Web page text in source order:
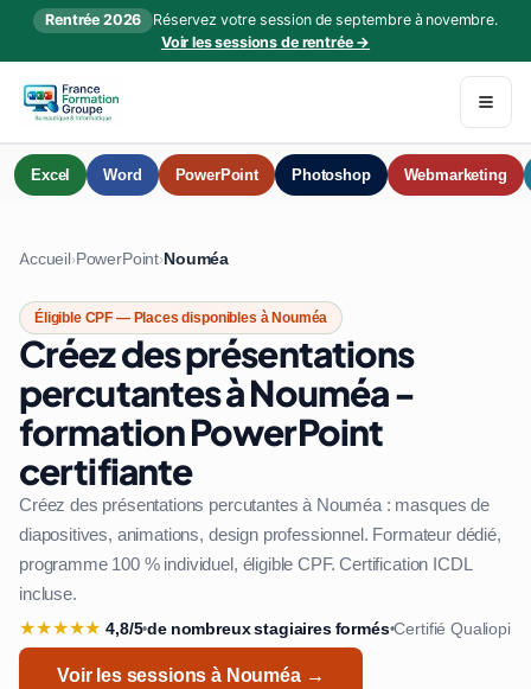
Rentrée 2026
Réservez votre session de septembre à novembre.
Voir les sessions de rentrée →
Excel Word PowerPoint Photoshop Webmarketing
Accueil›PowerPoint›Nouméa
Éligible CPF — Places disponibles à Nouméa
Créez des présentations
percutantes à Nouméa -
formation PowerPoint
certifiante
Créez des présentations percutantes à Nouméa : masques de
diapositives, animations, design professionnel. Formateur dédié,
programme 100 % individuel, éligible CPF. Certification ICDL
incluse.
★★★★★ 4,8/5•de nombreux stagiaires formés•Certifié Qualiopi
Voir les sessions à Nouméa →